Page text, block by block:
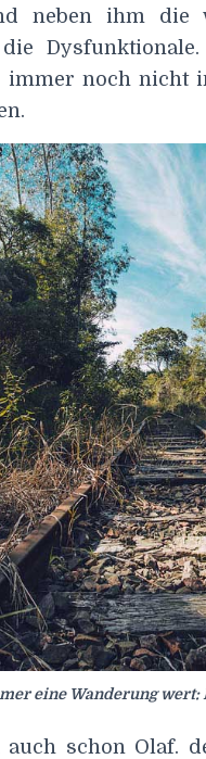
neben ihm die
die
noch nicht
eine Wanderung
schon Olaf.